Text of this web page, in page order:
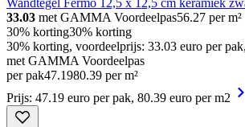
Wandtegel Fermo 12,5 x 12,5 cm keramiek
33.03 met GAMMA Voordeelpas56.27 per m²
30% korting30% korting
30% korting, voordeelprijs: 33.03 euro per
met GAMMA Voordeelpas
per pak47.1980.39 per m²
Prijs: 47.19 euro per pak, 80.39 euro per m2